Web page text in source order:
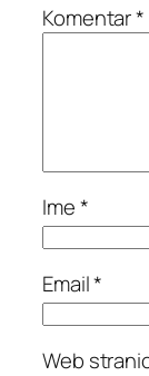
Komentar*
Ime*
Email*
Web